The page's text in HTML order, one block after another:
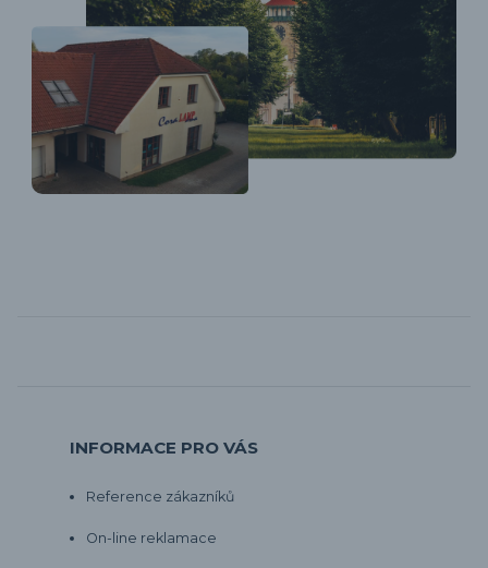
INFORMACE PRO VÁS
Reference zákazníků
On-line reklamace